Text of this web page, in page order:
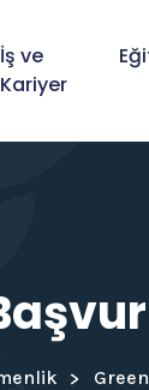
İş ve
Kariyer